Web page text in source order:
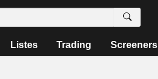
Listes Trading Screeners